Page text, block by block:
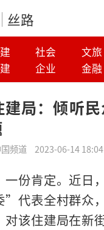
丝路
社会 文旅
企业 金融
局：倾听
频道 2023-06-14
一份肯定。近日
代表全村群众
对该住建局在新